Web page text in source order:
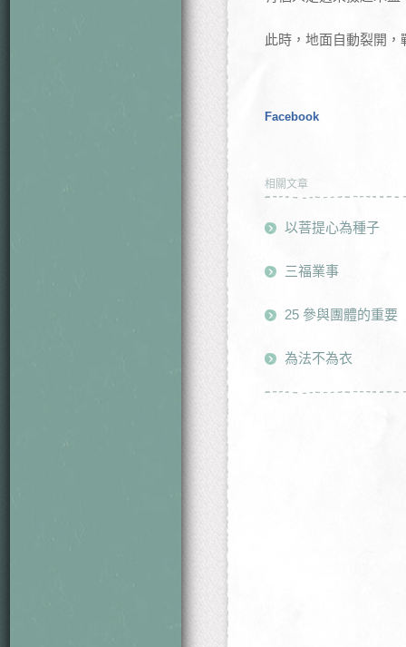
此時，地面自動裂開
Facebook
相關文章
以菩提心為種子
三福業事
25 參與團體的重要
為法不為衣